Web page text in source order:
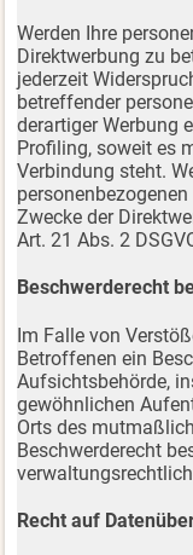
Werden Ihre
Direktwerbung zu
jederzeit
betreffender
derartiger Werbung
Profiling, soweit es
Verbindung steht.
Zwecke der
Art. 21 Abs. 2
Beschwerderecht
Im Falle von
Betroffenen ein
Aufsichtsbehörde,
gewöhnlichen
Orts des
Beschwerderecht
Recht auf